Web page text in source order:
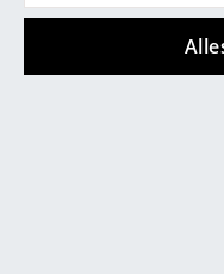
Büroutensilien